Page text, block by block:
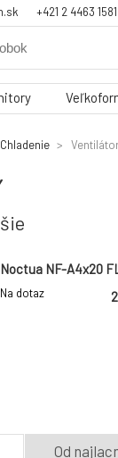
+421 2 4463 1581
Chladenie
Noctua NF-A4x20
Na dotaz
Od